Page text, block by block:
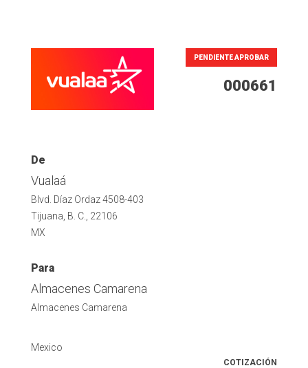
PENDIENTE APROBAR
000661
De
Vualaá
Blvd. Díaz Ordaz 4508-403
Tijuana, B. C., 22106
MX
Para
Almacenes Camarena
Almacenes Camarena
Mexico
COTIZACIÓN